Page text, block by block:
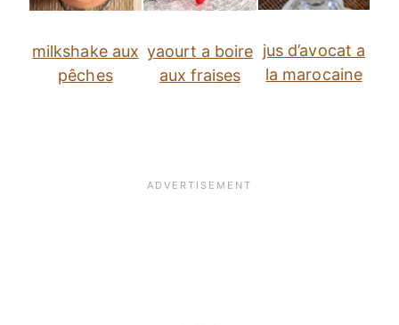
milkshake aux
pêches
yaourt a boire
aux fraises
jus d’avocat a
la marocaine